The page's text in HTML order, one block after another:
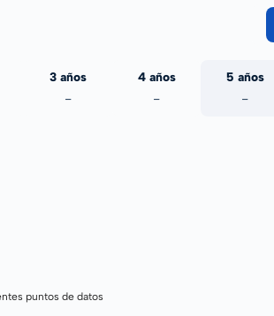
3 años
-
4 años
-
5 años
-
puntos de datos